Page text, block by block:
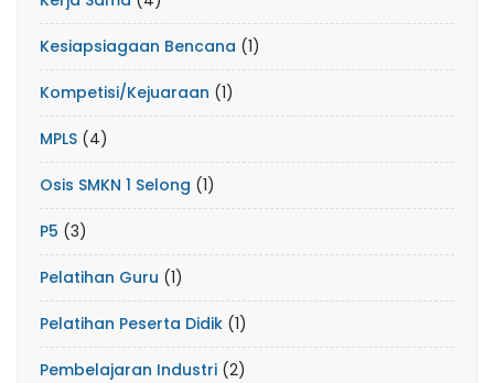
Kesiapsiagaan Bencana (1)
Kompetisi/Kejuaraan (1)
MPLS (4)
Osis SMKN 1 Selong (1)
P5 (3)
Pelatihan Guru (1)
Pelatihan Peserta Didik (1)
Pembelajaran Industri (2)